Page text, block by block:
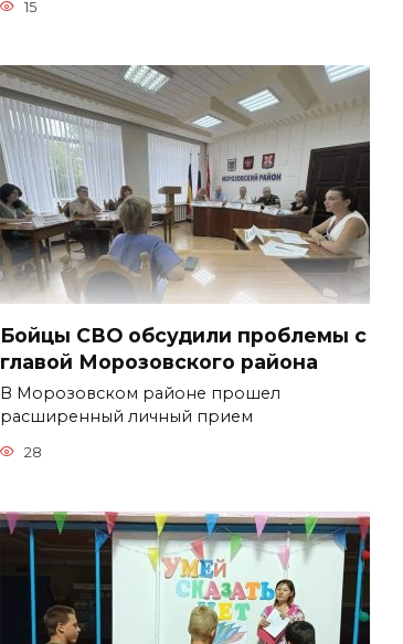
15
Бойцы СВО обсудили проблемы с
главой Морозовского района
В Морозовском районе прошел
расширенный личный прием
28